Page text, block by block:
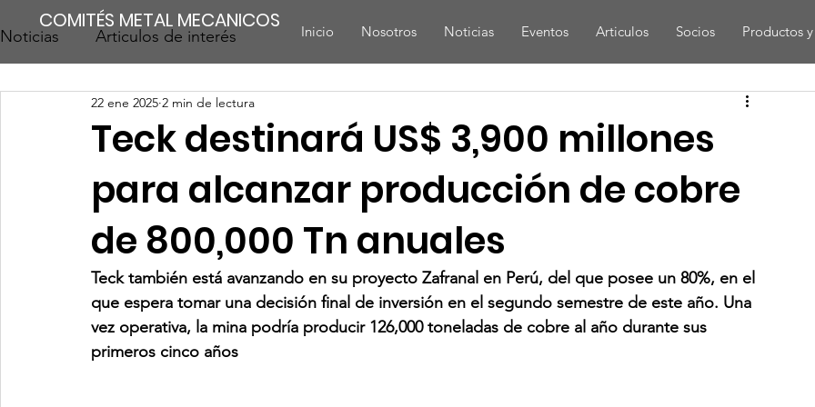
COMITÉS METAL MECANICOS Inicio Nosotros Noticias Eventos Articulos Socios Productos
Noticias Articulos de interés
Teck destinará US$ 3,900 millones
para alcanzar producción de cobre
de 800,000 Tn anuales
22 ene 2025 2 min de lectura
Teck también está avanzando en su proyecto Zafranal en Perú, del que posee un 80%, en el
que espera tomar una decisión final de inversión en el segundo semestre de este año. Una
vez operativa, la mina podría producir 126,000 toneladas de cobre al año durante sus
primeros cinco años